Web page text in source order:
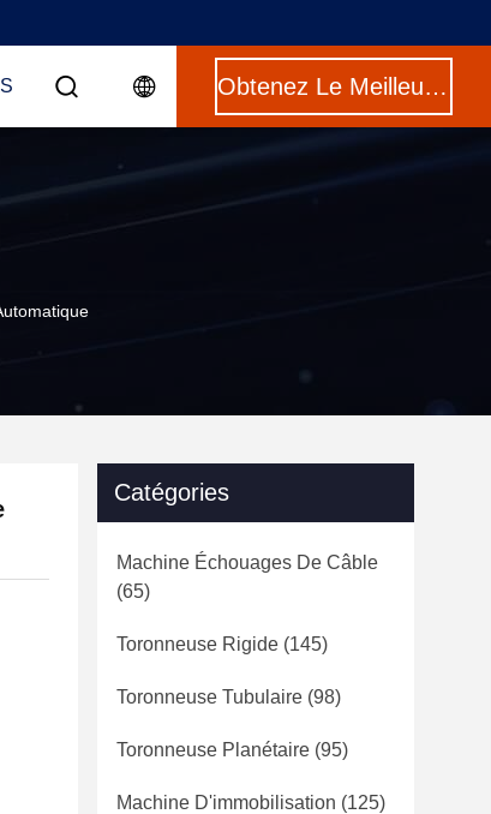
Obtenez Le Meilleur Prix
Catégories
Machine Échouages De Câble
(65)
Toronneuse Rigide (145)
Toronneuse Tubulaire (98)
Toronneuse Planétaire (95)
Machine D'immobilisation (125)